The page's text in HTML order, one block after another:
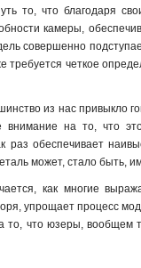
то, что благодаря
камеры,
совершенно
требуется четкое
из нас привыкло
внимание на то, что
раз обеспечивает
может, стало быть,
как многие
упрощает процесс
то, что юзеры, вообщем